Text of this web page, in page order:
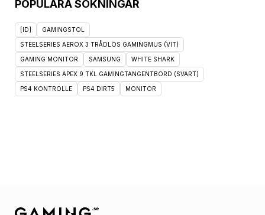
POPULÄRA SÖKNINGAR
[ID] GAMINGSTOL
STEELSERIES AEROX 3 TRÅDLÖS GAMINGMUS (VIT)
GAMING MONITOR SAMSUNG WHITE SHARK
STEELSERIES APEX 9 TKL GAMINGTANGENTBORD (SVART)
PS4 KONTROLLE PS4 DIRT5 MONITOR